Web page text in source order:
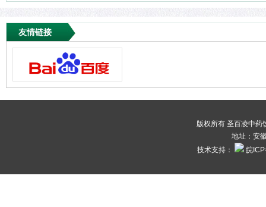
友情链接
版权所有 圣百凌中
地址：安
技术支持：
皖